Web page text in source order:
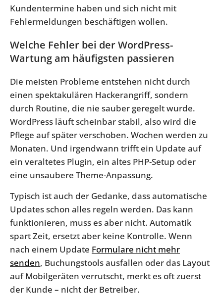
Kundentermine haben und sich nicht mit
Fehlermeldungen beschäftigen wollen.
Welche Fehler bei der WordPress-
Wartung am häufigsten passieren
Die meisten Probleme entstehen nicht durch
einen spektakulären Hackerangriff, sondern
durch Routine, die nie sauber geregelt wurde.
WordPress läuft scheinbar stabil, also wird die
Pflege auf später verschoben. Wochen werden zu
Monaten. Und irgendwann trifft ein Update auf
ein veraltetes Plugin, ein altes PHP-Setup oder
eine unsaubere Theme-Anpassung.
Typisch ist auch der Gedanke, dass automatische
Updates schon alles regeln werden. Das kann
funktionieren, muss es aber nicht. Automatik
spart Zeit, ersetzt aber keine Kontrolle. Wenn
nach einem Update Formulare nicht mehr
senden, Buchungstools ausfallen oder das Layout
auf Mobilgeräten verrutscht, merkt es oft zuerst
der Kunde – nicht der Betreiber.